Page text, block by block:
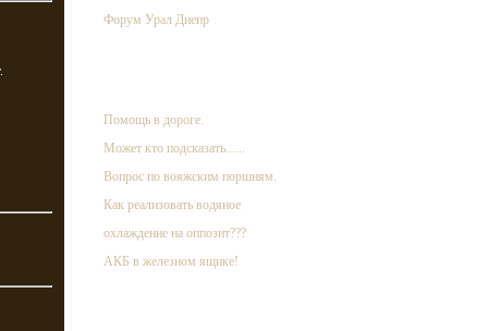
Форум Урал Днепр
Помощь в дороге.
Может кто подсказать......
Вопрос по вояжским поршням.
Как реализовать водяное
охлаждение на оппозит???
АКБ в железном ящике!